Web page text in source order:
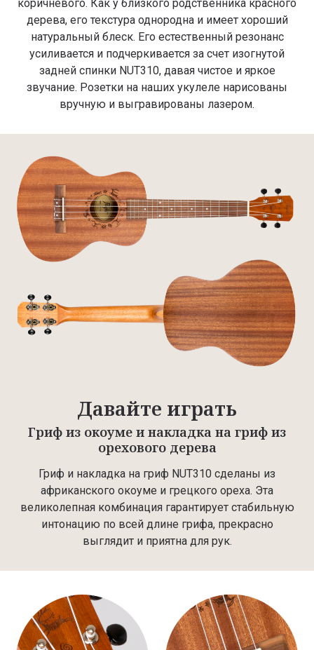
коричневого. Как у близкого родственника красного
дерева, его текстура однородна и имеет хороший
натуральный блеск. Его естественный резонанс
усиливается и подчеркивается за счет изогнутой
задней спинки NUT310, давая чистое и яркое
звучание. Розетки на наших укулеле нарисованы
вручную и выгравированы лазером.
Давайте играть
Гриф из окоуме и накладка на гриф из
орехового дерева
Гриф и накладка на гриф NUT310 сделаны из
африканского окоуме и грецкого ореха. Эта
великолепная комбинация гарантирует стабильную
интонацию по всей длине грифа, прекрасно
выглядит и приятна для рук.